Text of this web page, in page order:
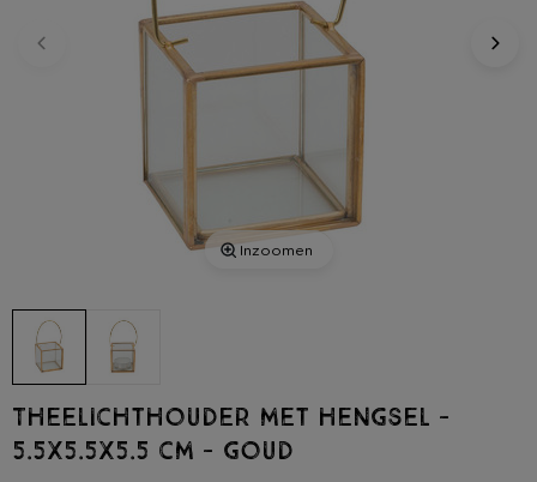
Inzoomen
Theelichthouder met hengsel -
5.5x5.5x5.5 cm - goud